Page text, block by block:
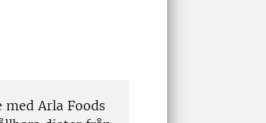
Arla Foods